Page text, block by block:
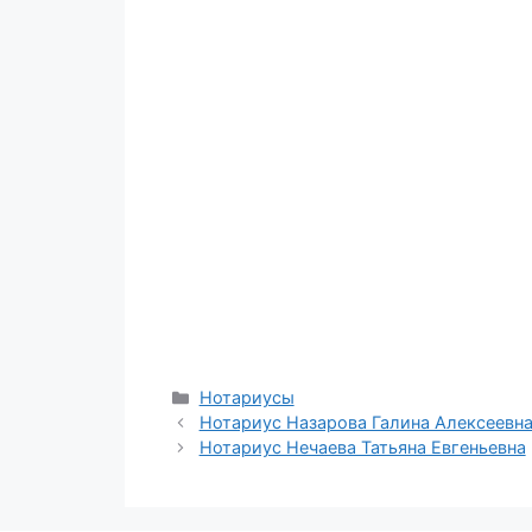
Рубрики
Нотариусы
Нотариус Назарова Галина Алексеевна
Нотариус Нечаева Татьяна Евгеньевна